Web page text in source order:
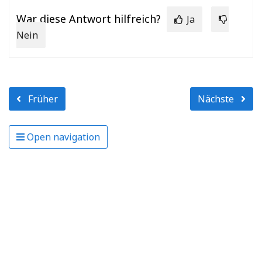
War diese Antwort hilfreich?
Ja
Nein
Früher Nächste
Open navigation